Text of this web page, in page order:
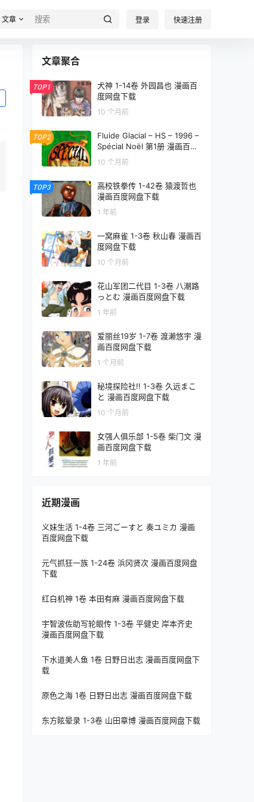
文章 登录 快速注册
文章聚合
TOP1
犬神 1-14卷 外园昌也 漫画百
度网盘下载
10 个月前
TOP2
Fluide Glacial – HS – 1996 –
Spécial Noël 第1册 漫画百度
网盘下载
10 个月前
TOP3
高校铁拳传 1-42卷 猿渡哲也
漫画百度网盘下载
1 年前
一窝麻雀 1-3卷 秋山春 漫画百
度网盘下载
10 个月前
花山军团二代目 1-3卷 八潮路
っとむ 漫画百度网盘下载
1 年前
爱丽丝19岁 1-7卷 渡濑悠宇 漫
画百度网盘下载
1 个月前
秘境探险社!! 1-3卷 久远まこ
と 漫画百度网盘下载
10 个月前
女强人俱乐部 1-5卷 柴门文 漫
画百度网盘下载
1 年前
近期漫画
义妹生活 1-4卷 三河ごーすと 奏ユミカ 漫画
百度网盘下载
元气抓狂一族 1-24卷 浜冈贤次 漫画百度网盘
下载
红白机神 1卷 本田有麻 漫画百度网盘下载
宇智波佐助写轮眼传 1-3卷 平健史 岸本齐史
漫画百度网盘下载
下水道美人鱼 1卷 日野日出志 漫画百度网盘下
载
原色之海 1卷 日野日出志 漫画百度网盘下载
东方眩晕录 1-3卷 山田章博 漫画百度网盘下载